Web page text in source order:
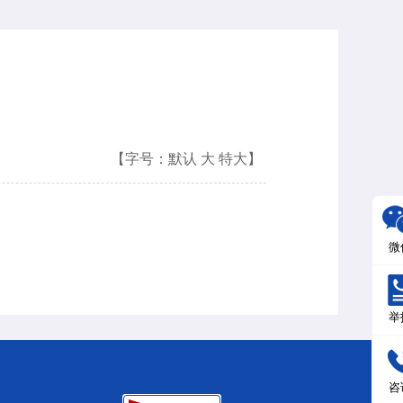
【字号： 默认 大 特大 】
微
举
咨